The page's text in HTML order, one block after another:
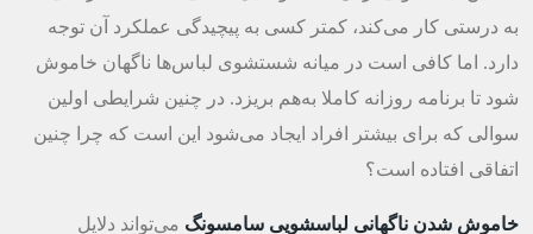
به درستی کار می‌کند، کمتر کسی به پیچیدگی عملکرد آن توجه
دارد. اما کافی است در میانه شستشوی لباس‌ها ناگهان خاموش
شود تا برنامه روزانه کاملا به‌هم بریزد. در چنین شرایطی اولین
سوالی که برای بیشتر افراد ایجاد می‌شود این است که چرا چنین
اتفاقی افتاده است؟
خاموش شدن ناگهانی لباسشویی سامسونگ می‌تواند دلایل